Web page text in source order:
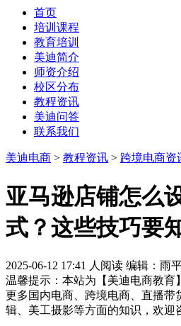
首页
培训课程
教育培训
美迪简介
师资介绍
校区分布
教程资讯
美迪问答
联系我们
美迪电商 > 教程资讯 > 跨境电商资
亚马逊店铺怎么
式？这些技巧要
2025-06-12 17:41 人阅读 编辑：雨
温馨提示：本站为【美迪电商教育
更多国内电商、跨境电商、直播带
辑、美工摄影等方面的知识，欢迎